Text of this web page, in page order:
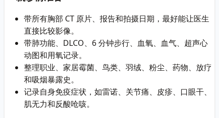
带所有胸部 CT 原片、报告和拍摄日期，最好能让医生
直接比较影像。
带肺功能、DLCO、6 分钟步行、血氧、血气、超声心
动图和用氧记录。
整理职业、家居霉菌、鸟类、羽绒、粉尘、药物、放疗
和吸烟暴露史。
记录自身免疫症状，如雷诺、关节痛、皮疹、口眼干、
肌无力和反酸呛咳。